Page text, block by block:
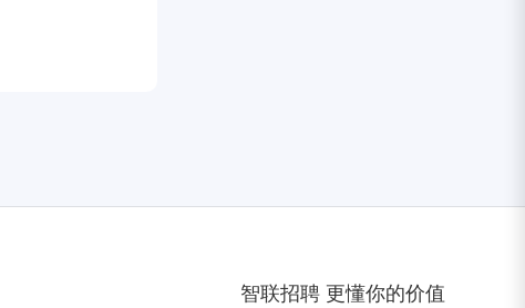
智联招聘 更懂你的价值